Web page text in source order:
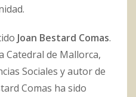
Joan Bestard Comas.
Catedral de Mallorca,
Sociales y autor de
Comas ha sido